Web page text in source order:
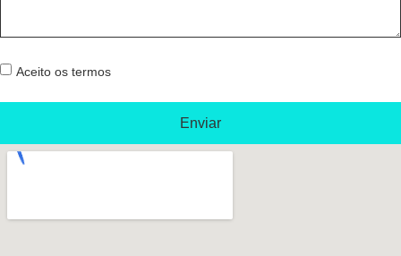
Aceito os termos
Enviar